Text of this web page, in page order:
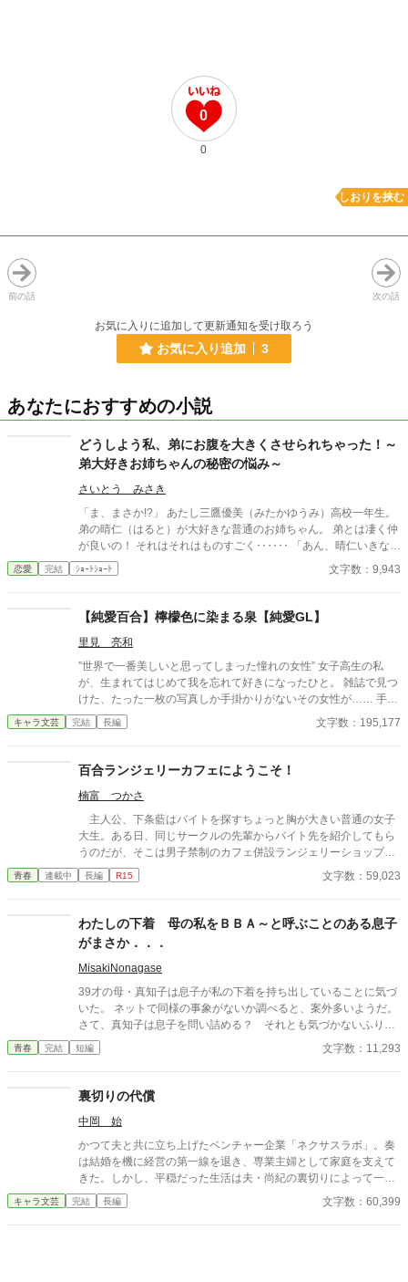
0
0
しおりを挟む
前の話 次の話
お気に入りに追加して更新通知を受け取ろう
お気に入り追加 3
あなたにおすすめの小説
どうしよう私、弟にお腹を大きくさせられちゃった！～
弟大好きお姉ちゃんの秘密の悩み～
さいとう みさき
「ま、まさか!?」 あたし三鷹優美（みたかゆうみ）高校一年生。
弟の晴仁（はると）が大好きな普通のお姉ちゃん。 弟とは凄く仲
が良いの！ それはそれはものすごく‥‥‥ 「あん、晴仁いきなり
そんなのお口に入らないよぉ～♡」 そんな関係のあたしたち。 で
もある日トイレであたしはアレが来そうなのになかなか来ないの
お腹が出て来てる!?」 お姉ちゃんの秘密の悩みです。
恋愛 完結 ｼｮｰﾄｼｮｰﾄ 文字数：9,943
【純愛百合】檸檬色に染まる泉【純愛GL】
里見 亮和
”世界で一番美しいと思ってしまった憧れの女性” 女子高生の私
が、生まれてはじめて我を忘れて好きになったひと。 雑誌で見つ
けた、たった一枚の写真しか手掛かりがないその女性が…… 手な
んか届くはずがなかった憧れの女性が…… いま……私の目の前に
いる。 奇跡みたいな出会いは、優しいだけじゃ終わらない。 近づ
憧れの先にある“本当の答え”に辿り着くまでの、静かな純愛GL。
キャラ文芸 完結 長編 文字数：195,177
百合ランジェリーカフェにようこそ！
楠富 つかさ
主人公、下条藍はバイトを探すちょっと胸が大きい普通の女子
大生。ある日、同じサークルの先輩からバイト先を紹介してもら
うのだが、そこは男子禁制のカフェ併設ランジェリーショップ
で！？ ちょっとハレンチなお仕事カフェライフ、始まりま
す！！ ※この物語はフィクションであり実在の人物・団体・法律
成できないのでビキニで代用しています。
青春 連載中 長編 R15 文字数：59,023
わたしの下着 母の私をＢＢＡ～と呼ぶことのある息子
がまさか．．．
MisakiNonagase
39才の母・真知子は息子が私の下着を持ち出していることに気づ
いた。 ネットで同様の事象がないか調べると、案外多いようだ。
さて、真知子は息子を問い詰める？ それとも気づかないふりを
青春 完結 短編 文字数：11,293
裏切りの代償
中岡 始
かつて夫と共に立ち上げたベンチャー企業「ネクサスラボ」。奏
は結婚を機に経営の第一線を退き、専業主婦として家庭を支えて
きた。しかし、平穏だった生活は夫・尚紀の裏切りによって一変
する。彼の部下であり不倫相手の優美が、会社を混乱に陥れつつ
あったのだ。 尚紀の冷たい態度と優美の挑発に苦しむ中、奏は再
キャラ文芸 完結 長編 文字数：60,399